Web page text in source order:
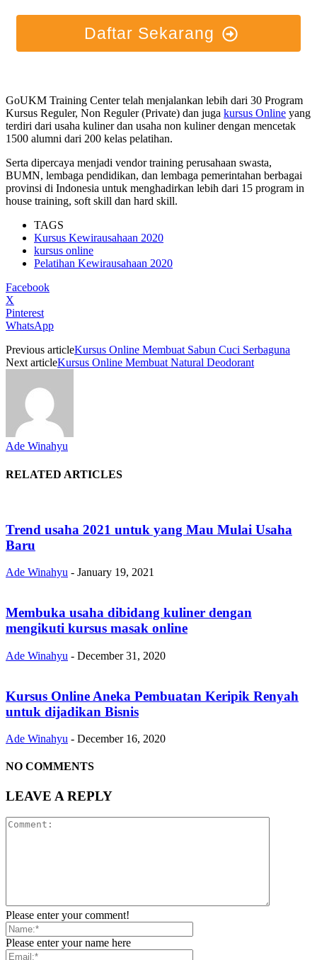
Daftar Sekarang
GoUKM Training Center telah menjalankan lebih dari 30 Program
Kursus Reguler, Non Reguler (Private) dan juga kursus Online yang
terdiri dari usaha kuliner dan usaha non kuliner dengan mencetak
1500 alumni dari 200 kelas pelatihan.
Serta dipercaya menjadi vendor training perusahaan swasta,
BUMN, lembaga pendidikan, dan lembaga pemerintahan berbagai
provinsi di Indonesia untuk menghadirkan lebih dari 15 program in
house training, soft skill dan hard skill.
TAGS
Kursus Kewirausahaan 2020
kursus online
Pelatihan Kewirausahaan 2020
Facebook
X
Pinterest
WhatsApp
Previous articleKursus Online Membuat Sabun Cuci Serbaguna
Next articleKursus Online Membuat Natural Deodorant
Ade Winahyu
RELATED ARTICLES
Trend usaha 2021 untuk yang Mau Mulai Usaha
Baru
Ade Winahyu - January 19, 2021
Membuka usaha dibidang kuliner dengan
mengikuti kursus masak online
Ade Winahyu - December 31, 2020
Kursus Online Aneka Pembuatan Keripik Renyah
untuk dijadikan Bisnis
Ade Winahyu - December 16, 2020
NO COMMENTS
LEAVE A REPLY
Please enter your comment!
Please enter your name here